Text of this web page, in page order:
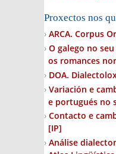
Proxectos nos
ARCA. Corpus
O galego no
os romances
DOA.
Variación e
e portugués no
Contacto e
[IP]
Análise